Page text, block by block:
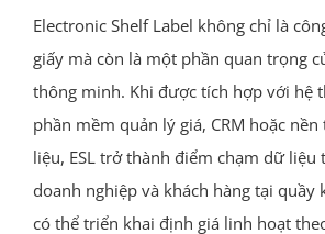
Electronic Shelf Label không chỉ là
giấy mà còn là một phần quan trọng
thông minh. Khi được tích hợp với hệ
phần mềm quản lý giá, CRM hoặc
liệu, ESL trở thành điểm chạm dữ liệu
doanh nghiệp và khách hàng tại quầy
có thể triển khai định giá linh hoạt